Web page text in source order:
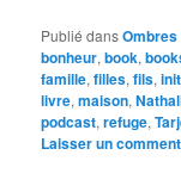
Publié dans
bonheur,book,
famille,filles,fils,
livre,maison,
podcast,refuge,
Laisser un